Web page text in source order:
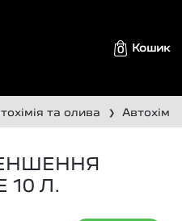
0 Кошик
та олива ❯ автохімія
10 Л.